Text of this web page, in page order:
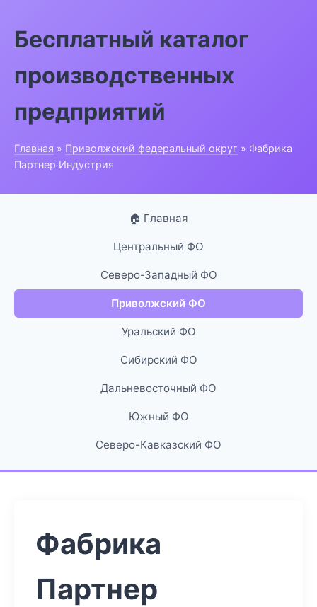
Бесплатный каталог
производственных
предприятий
Главная » Приволжский федеральный округ » Фабрика
Партнер Индустрия
🏠 Главная
Центральный ФО
Северо-Западный ФО
Приволжский ФО
Уральский ФО
Сибирский ФО
Дальневосточный ФО
Южный ФО
Северо-Кавказский ФО
Фабрика
Партнер